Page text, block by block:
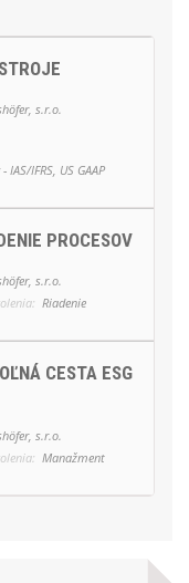
s.r.o.
IFRS, US GAAP
PROCESOV
s.r.o.
Riadenie
CESTA ESG
s.r.o.
Manažment